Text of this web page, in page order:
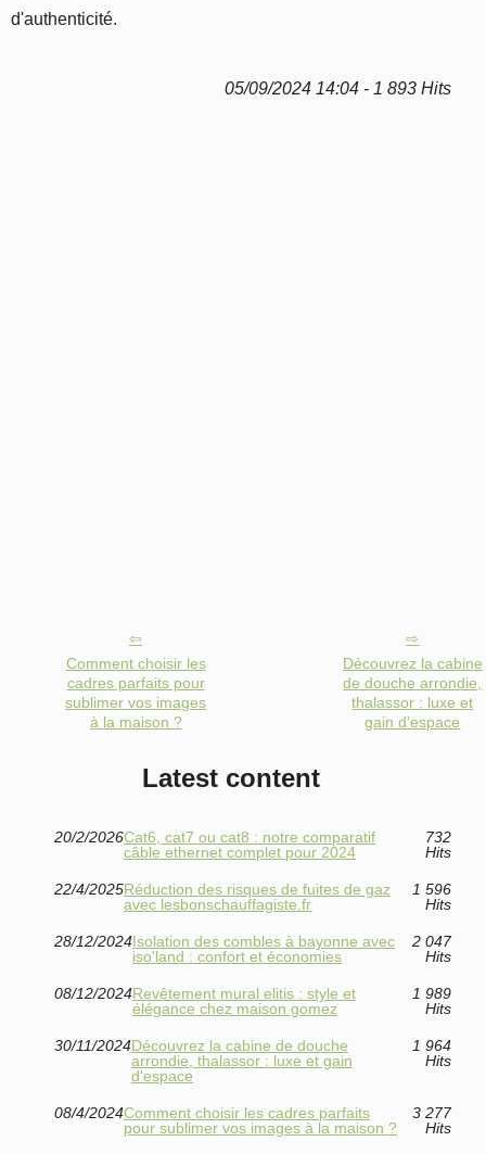
d'authenticité.
05/09/2024 14:04 - 1 893 Hits
Comment choisir les
cadres parfaits pour
sublimer vos images
à la maison ?
Découvrez la cabine
de douche arrondie,
thalassor : luxe et
gain d'espace
Latest content
20/2/2026Cat6, cat7 ou cat8 : notre comparatif
câble ethernet complet pour 2024
732
Hits
22/4/2025Réduction des risques de fuites de gaz
avec lesbonschauffagiste.fr
1 596
Hits
28/12/2024Isolation des combles à bayonne avec
iso'land : confort et économies
2 047
Hits
08/12/2024Revêtement mural elitis : style et
élégance chez maison gomez
1 989
Hits
30/11/2024Découvrez la cabine de douche
arrondie, thalassor : luxe et gain
d'espace
1 964
Hits
08/4/2024Comment choisir les cadres parfaits
pour sublimer vos images à la maison ?
3 277
Hits